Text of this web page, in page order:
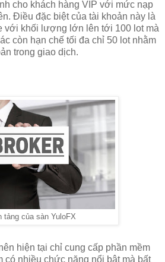
cho khách hàng VIP với mức nạp
Điều đặc biệt của tài khoản này là
với khối lượng lớn lên tới 100 lot mà
còn hạn chế tối đa chỉ 50 lot nhằm
trong giao dịch.
tảng của sàn YuloFX
hiện tại chỉ cung cấp phần mềm
có nhiều chức năng nổi bật mà bất